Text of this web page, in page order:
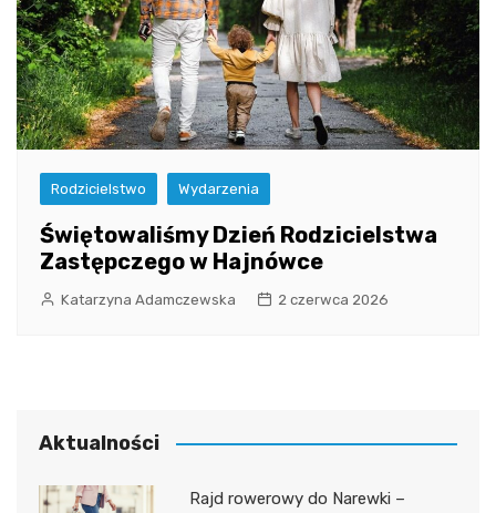
Rodzicielstwo Wydarzenia
Świętowaliśmy Dzień Rodzicielstwa
Zastępczego w Hajnówce
Katarzyna Adamczewska 2 czerwca 2026
Aktualności
Rajd rowerowy do Narewki –